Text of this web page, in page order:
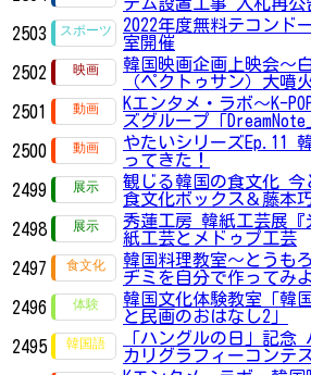
2503
2022年度無料テコンド
室開催
2502
韓国映画企画上映会～
（ペクトゥサン）大噴
2501
Kエンタメ・ラボ～K-
ズグループ「DreamNote
2500
やたいシリーズEp.11
ってきた！
2499
観じる韓国の食文化 今
食文化ボックス＆藤本
2498
秀蓮工房 韓紙工芸展『
紙工芸とメドゥプ工芸
2497
韓国料理教室〜とうも
ヂミを自分で作ってみ
2496
韓国文化体験教室「韓
と民画のおはなし2」
2495
「ハングルの日」記念
カリグラフィーコンテ